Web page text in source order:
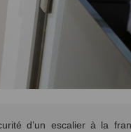
d’un escalier à la